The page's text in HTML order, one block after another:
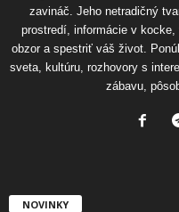
zavináč. Jeho netradičný
prostredí, informácie v
obzor a spestriť váš život.
sveta, kultúru, rozhovory s
zábavu,
NOVINKY